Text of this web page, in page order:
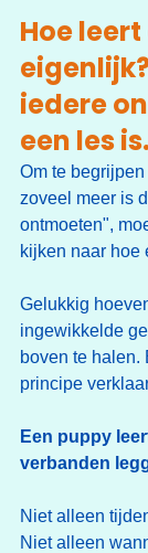
Hoe
iedere
een les is.
Om te
zoveel meer is
ontmoeten",
kijken naar hoe
Gelukkig
ingewikkelde
boven te halen.
principe
Een puppy
verbanden
Niet alleen
Niet alleen